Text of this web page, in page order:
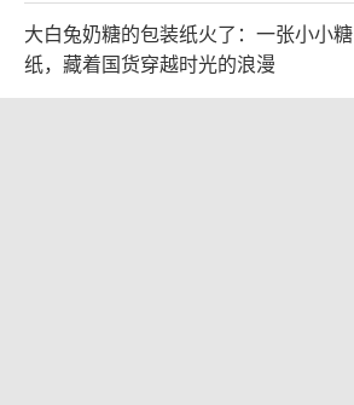
大白兔奶糖的包装纸火了：一张小小糖
纸，藏着国货穿越时光的浪漫
2026-08-06 16:28:33